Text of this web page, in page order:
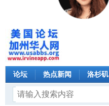
论坛 热点新闻 洛杉矶